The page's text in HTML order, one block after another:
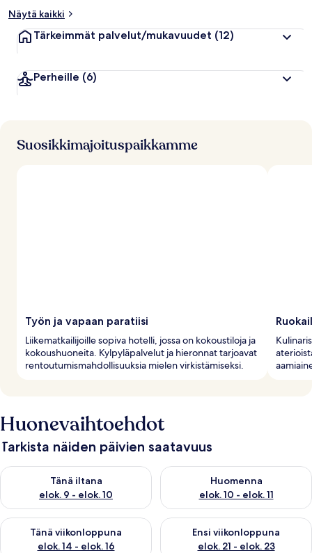
Näytä kaikki
Tärkeimmät palvelut/mukavuudet (12)
Perheille (6)
Suosikkimajoituspaikkamme
Työn ja vapaan paratiisi
Liikematkailijoille sopiva hotelli, jossa on kokoustiloja ja
kokoushuoneita. Kylpyläpalvelut ja hieronnat tarjoavat
rentoutumismahdollisuuksia mielen virkistämiseksi.
Huonevaihtoehdot
Tarkista näiden päivien saatavuus
Tänä iltana
elok. 9 - elok. 10
Tarkista tämän illan saatavuus elok. 9 - elok. 10
Huomenna
elok. 10 - elok. 11
Tarkista huomisen saatavuus
Tänä viikonloppuna
elok. 14 - elok. 16
Tarkista tämän viikonlopun saatavuus elok. 14 - elok. 16
Ensi viikonloppuna
elok. 21 - elok. 23
Tarkista ensi viikonlopun